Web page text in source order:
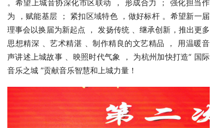
。希望上城音协深化市区联动 ， 形成合力 ； 强化担当作
为 ，赋能基层 ； 紧扣区域特色 ，做好标杆 。希望新一届
理事会以换届为新起点 ， 发扬传统 、继承创新，推出更多
思想精深 、艺术精湛 、制作精良的文艺精品 ， 用温暖音
声讲述上城故事 、映照时代气象 ， 为杭州加快打造“ 国际
音乐之城 ”贡献音乐智慧和上城力量！